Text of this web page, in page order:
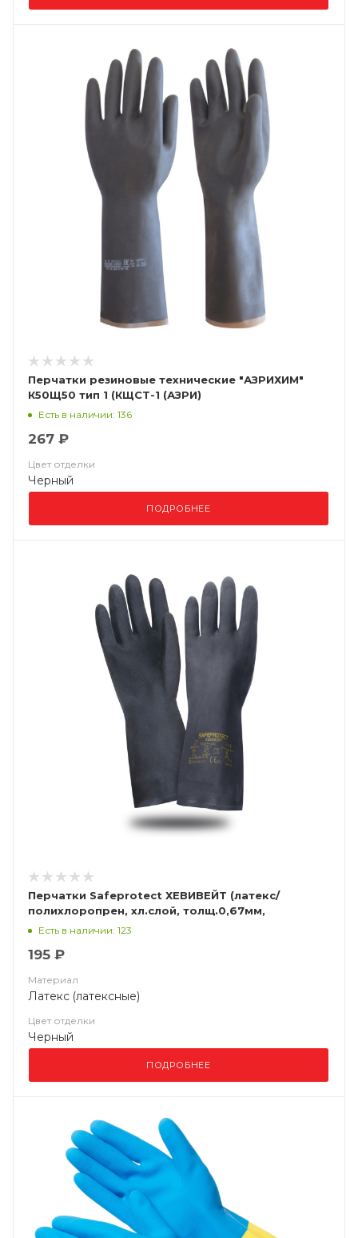
Перчатки резиновые технические "АЗРИХИМ"
К50Щ50 тип 1 (КЩСТ-1 (АЗРИ)
Есть в наличии: 136
267 ₽
Цвет отделки
Черный
ПОДРОБНЕЕ
Перчатки Safeprotect ХЕВИВЕЙТ (латекс/
полихлоропрен, хл.слой, толщ.0,67мм,
дл.320мм)
Есть в наличии: 123
195 ₽
Материал
Латекс (латексные)
Цвет отделки
Черный
ПОДРОБНЕЕ